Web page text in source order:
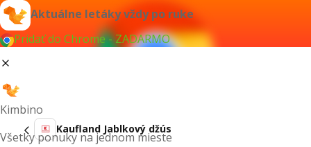
Aktuálne letáky vždy po ruke
Pridať do Chrome - ZADARMO
Kimbino
Všetky ponuky na jednom mieste
Kaufland Jablkový džús